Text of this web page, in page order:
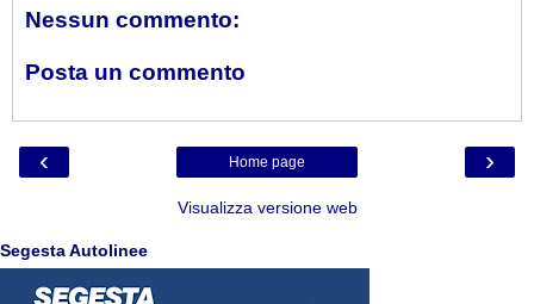
Nessun commento:
Posta un commento
‹ ›
Home page
Visualizza versione web
Segesta Autolinee